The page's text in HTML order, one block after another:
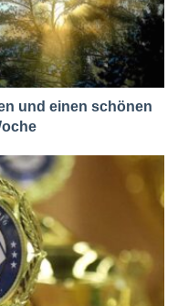
und einen schönen